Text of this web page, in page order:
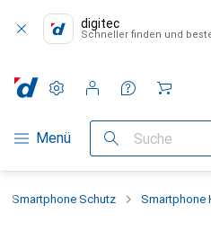
digitec
Schneller finden und
Navigation nach Kategorien
Menü Suche
Einstellungen
Kundenkonto
Vergleichslisten
Merklisten
Warenkorb
Smartphone Schutz Smartphone